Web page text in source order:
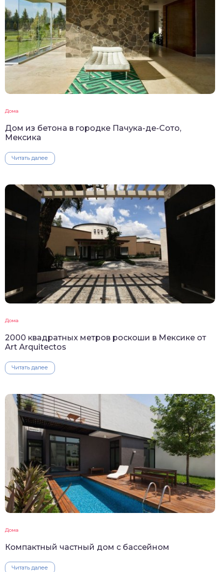
Дома
Дом из бетона в городке Пачука-де-Сото,
Мексика
Читать далее
Дома
2000 квадратных метров роскоши в Мексике от
Art Arquitectos
Читать далее
Дома
Компактный частный дом с бассейном
Читать далее